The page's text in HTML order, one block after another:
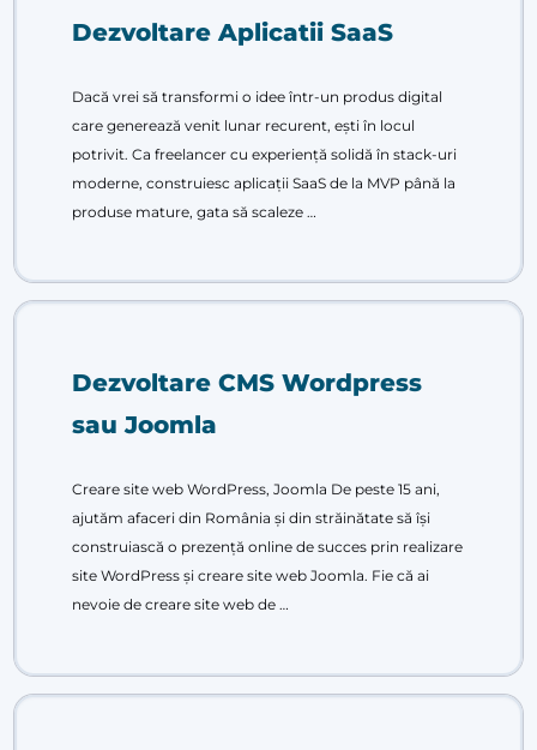
Dezvoltare Aplicatii SaaS
Dacă vrei să transformi o idee într-un produs digital
care generează venit lunar recurent, ești în locul
potrivit. Ca freelancer cu experiență solidă în stack-uri
moderne, construiesc aplicații SaaS de la MVP până la
produse mature, gata să scaleze …
Dezvoltare CMS Wordpress
sau Joomla
Creare site web WordPress, Joomla De peste 15 ani,
ajutăm afaceri din România și din străinătate să își
construiască o prezență online de succes prin realizare
site WordPress și creare site web Joomla. Fie că ai
nevoie de creare site web de …